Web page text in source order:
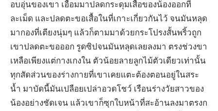
อบอุ่นของเขา เอื้อมมาปลดกระดุมเสื้อของน้องออกที
ละเม็ด และปลดตะขอเสื้อในที่เกาะเกี่ยวกันไว้ จนมันหลุด
มากองที่เตียงนุ่มๆ แล้วก็ตามมาด้วยกระโปรงสั้นพริ้วถูก
เขาปลดตะขอออก รูดซิปจนมันหลุดเลยลงมา ตรงช่วงขา
เหลือเพียงแต่กางเกงใน ตัวน้อยลายลูกไม้ตัวเดียวเท่านั้น
ทุกสัดส่วนของร่างกายที่เขาเคยแตะต้องตอนอยู่ในสระ
น้ำ มาบัดนี้มันเปลือยเปล่าอวดโชว์ เรือนร่างวัยสาวของ
น้องอย่างชัดเจน แล้วเขาก็ซุกใบหน้าที่สะอ้านลงมาตรงก